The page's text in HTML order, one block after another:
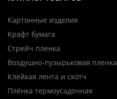
Картонные изделия
Крафт бумага
Стрейч пленка
Воздушно-пузырьковая пленка
Клейкая лента и скотч
Плёнка термоусадочная